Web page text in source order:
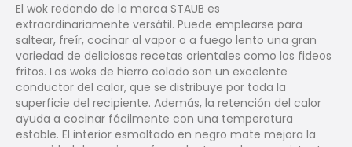
El wok redondo de la marca STAUB es
extraordinariamente versátil. Puede emplearse para
saltear, freír, cocinar al vapor o a fuego lento una gran
variedad de deliciosas recetas orientales como los fideos
fritos. Los woks de hierro colado son un excelente
conductor del calor, que se distribuye por toda la
superficie del recipiente. Además, la retención del calor
ayuda a cocinar fácilmente con una temperatura
estable. El interior esmaltado en negro mate mejora la